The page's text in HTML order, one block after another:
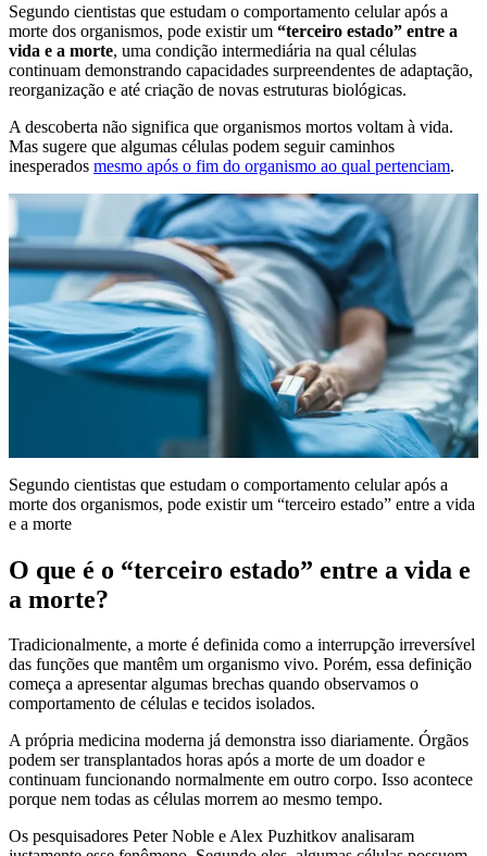
Segundo cientistas que estudam o comportamento celular após a
morte dos organismos, pode existir um “terceiro estado” entre a
vida e a morte, uma condição intermediária na qual células
continuam demonstrando capacidades surpreendentes de adaptação,
reorganização e até criação de novas estruturas biológicas.
A descoberta não significa que organismos mortos voltam à vida.
Mas sugere que algumas células podem seguir caminhos
inesperados mesmo após o fim do organismo ao qual pertenciam.
Segundo cientistas que estudam o comportamento celular após a
morte dos organismos, pode existir um “terceiro estado” entre a vida
e a morte
O que é o “terceiro estado” entre a vida e
a morte?
Tradicionalmente, a morte é definida como a interrupção irreversível
das funções que mantêm um organismo vivo. Porém, essa definição
começa a apresentar algumas brechas quando observamos o
comportamento de células e tecidos isolados.
A própria medicina moderna já demonstra isso diariamente. Órgãos
podem ser transplantados horas após a morte de um doador e
continuam funcionando normalmente em outro corpo. Isso acontece
porque nem todas as células morrem ao mesmo tempo.
Os pesquisadores Peter Noble e Alex Puzhitkov analisaram